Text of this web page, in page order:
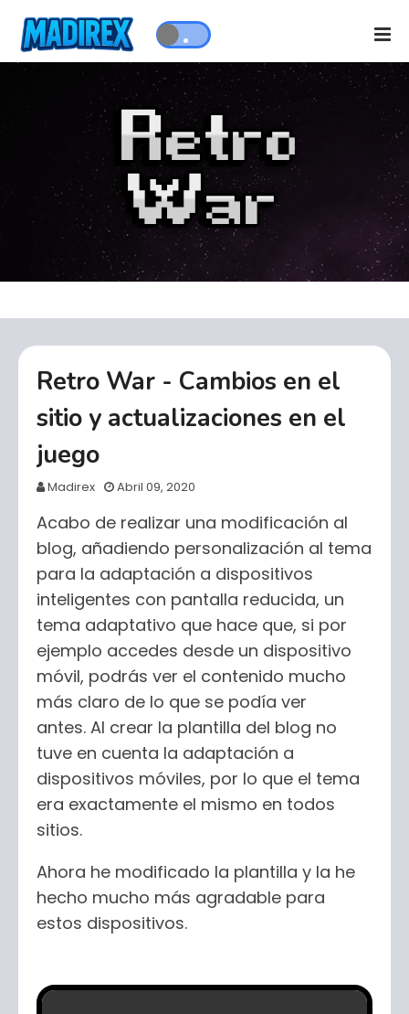
Retro War - Cambios en el
sitio y actualizaciones en el
juego
Madirex Abril 09, 2020
Acabo de realizar una modificación al
blog, añadiendo personalización al tema
para la adaptación a dispositivos
inteligentes con pantalla reducida, un
tema adaptativo que hace que, si por
ejemplo accedes desde un dispositivo
móvil, podrás ver el contenido mucho
más claro de lo que se podía ver
antes. Al crear la plantilla del blog no
tuve en cuenta la adaptación a
dispositivos móviles, por lo que el tema
era exactamente el mismo en todos
sitios.
Ahora he modificado la plantilla y la he
hecho mucho más agradable para
estos dispositivos.